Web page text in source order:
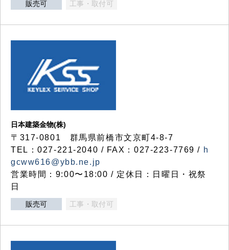
販売可 工事・取付可
日本建築金物(株)
〒317‐0801 群馬県前橋市文京町4-8-7
TEL：027-221-2040 / FAX：027-223-7769 / h
gcww616@ybb.ne.jp
営業時間：9:00〜18:00 / 定休日：日曜日・祝祭
日
販売可 工事・取付可